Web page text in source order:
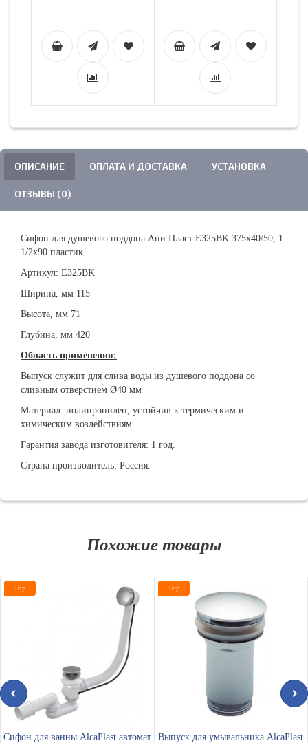
ОПИСАНИЕ ОПЛАТА И ДОСТАВКА УСТАНОВКА
ОТЗЫВЫ (0)
Сифон для душевого поддона Ани Пласт E325BK 375x40/50, 1
1/2х90 пластик
Артикул: E325BK
Ширина, мм 115
Высота, мм 71
Глубина, мм 420
Область применения:
Выпуск служит для слива воды из душевого поддона со
сливным отверстием Ø40 мм
Материал: полипропилен, устойчив к термическим и
химическим воздействиям
Гарантия завода изготовителя: 1 год.
Страна производитель: Россия.
Похожие товары
Сифон для ванны AlcaPlast автомат
Top
Выпуск для умывальника AlcaPlast
Top